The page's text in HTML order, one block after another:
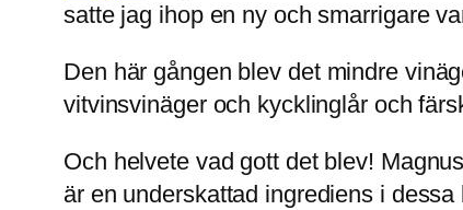
satte jag ihop en ny och smarrigare
Den här gången blev det mindre
vitvinsvinäger och kycklinglår och
Och helvete vad gott det blev!
är en underskattad ingrediens i dessa